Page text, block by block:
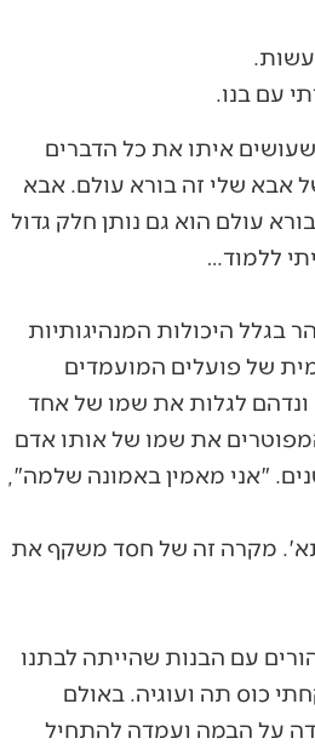
עם בנו.
איתו את כל הדברים
אבא שלי זה בורא עולם. אבא
עולם הוא גם נותן חלק גדול
ללמוד…
בגלל היכולות המנהיגותיות
של פועלים המועמדים
ונדהם לגלות את שמו של אחד
את שמו של אותו אדם
"אני מאמין באמונה שלמה",
מקרה זה של חסד משקף את
עם הבנות שהייתה לבתנו
כוס תה ועוגיה. באולם
על הבמה ועמדה להתחיל